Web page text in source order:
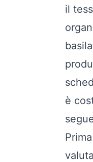
il
è